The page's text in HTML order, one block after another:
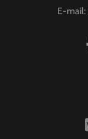
E-mail: